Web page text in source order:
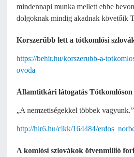
mindennapi munka mellett ebbe
dolgoknak mindig akadnak követőik
Korszerűbb lett a tótkomlósi
https://behir.hu/korszerubb-a-
ovoda
Államtitkári látogatás Tótkomlóson
„A nemzetiségekkel többek vagyunk.”
http://hir6.hu/cikk/164484/
A komlósi szlovákok ötvenmillió